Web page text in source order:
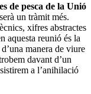
de pesca de la Unió
un tràmit més.
xifres abstractes
aquesta reunió és la
manera de viure
davant d’un
a l’anihilació